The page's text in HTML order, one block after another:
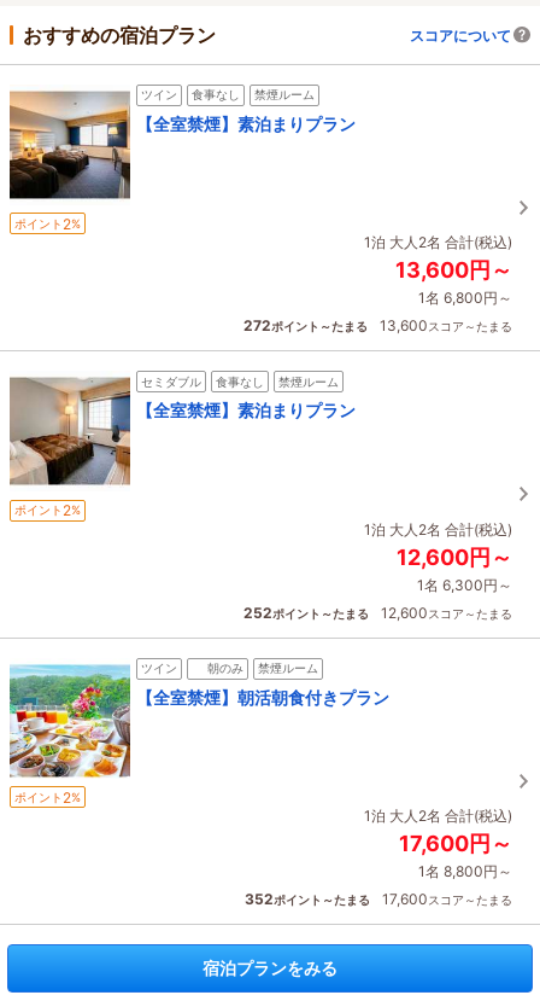
おすすめの宿泊プラン スコアについて
ツイン 食事なし 禁煙ルーム
【全室禁煙】素泊まりプラン
ポイント 2%
1泊 大人2名 合計(税込)
13,600円～
1名 6,800円～
272ポイント～たまる 13,600スコア～たまる
セミダブル 食事なし 禁煙ルーム
【全室禁煙】素泊まりプラン
ポイント 2%
1泊 大人2名 合計(税込)
12,600円～
1名 6,300円～
252ポイント～たまる 12,600スコア～たまる
ツイン 朝のみ 禁煙ルーム
【全室禁煙】朝活朝食付きプラン
ポイント 2%
1泊 大人2名 合計(税込)
17,600円～
1名 8,800円～
352ポイント～たまる 17,600スコア～たまる
宿泊プランをみる